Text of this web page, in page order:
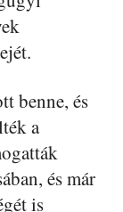
benne, és
a
és már
is